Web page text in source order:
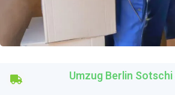
Umzug Berlin